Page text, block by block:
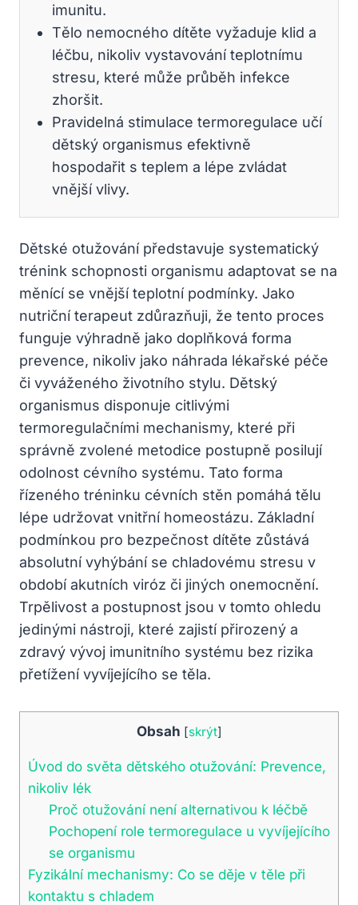
imunitu.
Tělo nemocného dítěte vyžaduje klid a
léčbu, nikoliv vystavování teplotnímu
stresu, které může průběh infekce
zhoršit.
Pravidelná stimulace termoregulace učí
dětský organismus efektivně
hospodařit s teplem a lépe zvládat
vnější vlivy.
Dětské otužování představuje systematický
trénink schopnosti organismu adaptovat se na
měnící se vnější teplotní podmínky. Jako
nutriční terapeut zdůrazňuji, že tento proces
funguje výhradně jako doplňková forma
prevence, nikoliv jako náhrada lékařské péče
či vyváženého životního stylu. Dětský
organismus disponuje citlivými
termoregulačními mechanismy, které při
správně zvolené metodice postupně posilují
odolnost cévního systému. Tato forma
řízeného tréninku cévních stěn pomáhá tělu
lépe udržovat vnitřní homeostázu. Základní
podmínkou pro bezpečnost dítěte zůstává
absolutní vyhýbání se chladovému stresu v
období akutních viróz či jiných onemocnění.
Trpělivost a postupnost jsou v tomto ohledu
jedinými nástroji, které zajistí přirozený a
zdravý vývoj imunitního systému bez rizika
přetížení vyvíjejícího se těla.
Obsah [skrýt]
Úvod do světa dětského otužování: Prevence,
nikoliv lék
Proč otužování není alternativou k léčbě
Pochopení role termoregulace u vyvíjejícího
se organismu
Fyzikální mechanismy: Co se děje v těle při
kontaktu s chladem